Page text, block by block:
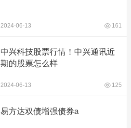
2024-06-13 161
中兴科技股票行情！中兴通讯近
期的股票怎么样
2024-06-13 125
易方达双债增强债券a